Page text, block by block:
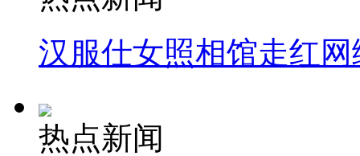
汉服仕女照相馆走红网
热点新闻